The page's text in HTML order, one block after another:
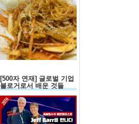
[500자 연재] 글로벌 기업
블로거로서 배운 것들